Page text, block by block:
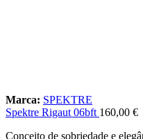
Marca: SPEKTRE
Spektre Rigaut 06bft 160,00 €
Conceito de sobriedade e